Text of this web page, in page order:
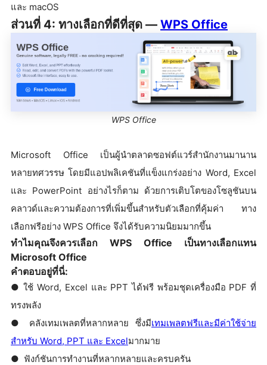
และ macOS
ส่วนที่ 4: ทางเลือกที่ดีที่สุด — WPS Office
WPS Office
Microsoft Office เป็นผู้นำตลาดซอฟต์แวร์สำนักงานมานาน
หลายทศวรรษ โดยมีแอปพลิเคชันที่แข็งแกร่งอย่าง Word, Excel
และ PowerPoint อย่างไรก็ตาม ด้วยการเติบโตของโซลูชันบน
คลาวด์และความต้องการที่เพิ่มขึ้นสำหรับตัวเลือกที่คุ้มค่า ทาง
เลือกฟรีอย่าง WPS Office จึงได้รับความนิยมมากขึ้น
ทำไมคุณจึงควรเลือก WPS Office เป็นทางเลือกแทน
Microsoft Office
คำตอบอยู่ที่นี่:
● ใช้ Word, Excel และ PPT ได้ฟรี พร้อมชุดเครื่องมือ PDF ที่
ทรงพลัง
● คลังเทมเพลตที่หลากหลาย ซึ่งมีเทมเพลตฟรีและมีค่าใช้จ่าย
สำหรับ Word, PPT และ Excelมากมาย
● ฟังก์ชันการทำงานที่หลากหลายและครบครัน